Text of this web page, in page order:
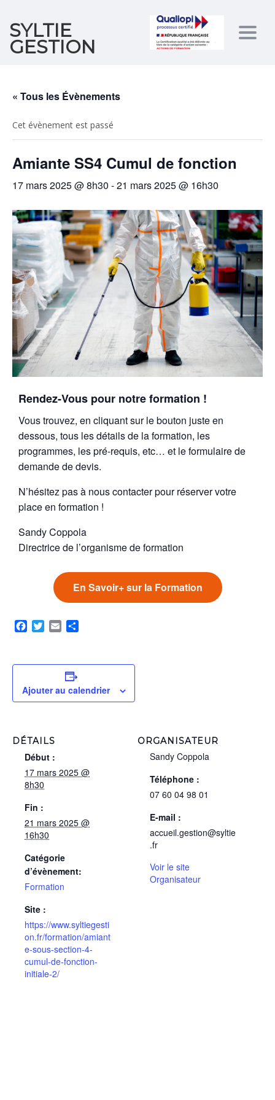
SYLTIE
GESTION
« Tous les Évènements
Cet évènement est passé
Amiante SS4 Cumul de fonction
17 mars 2025 @ 8h30 -21 mars 2025 @ 16h30
Rendez-Vous pour notre formation !
Vous trouvez, en cliquant sur le bouton juste en
dessous, tous les détails de la formation, les
programmes, les pré-requis, etc… et le formulaire de
demande de devis.
N’hésitez pas à nous contacter pour réserver votre
place en formation !
Sandy Coppola
Directrice de l’organisme de formation
En Savoir+ sur la Formation
Facebook
TwitterEmail
Ajouter au calendrier
DÉTAILS
Début :
17 mars 2025 @
8h30
Fin :
21 mars 2025 @
16h30
Catégorie
d’évènement:
Formation
Site :
https://www.syltiegesti
on.fr/formation/amiant
e-sous-section-4-
cumul-de-fonction-
initiale-2/
ORGANISATEUR
Sandy Coppola
Téléphone :
07 60 04 98 01
E-mail :
accueil.gestion@syltie
.fr
Voir le site
Organisateur